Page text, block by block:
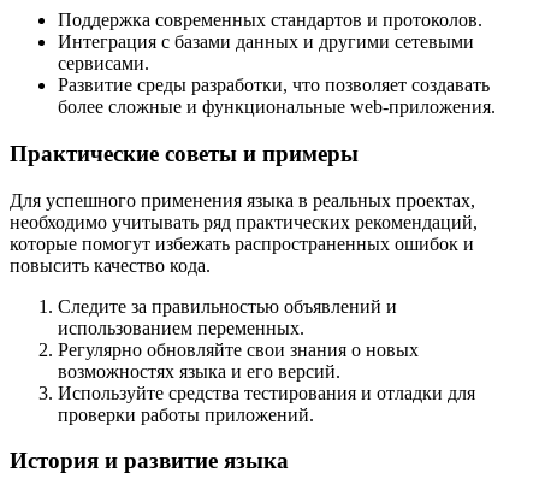
Поддержка современных стандартов и протоколов.
Интеграция с базами данных и другими сетевыми
сервисами.
Развитие среды разработки, что позволяет создавать
более сложные и функциональные web-приложения.
Практические советы и примеры
Для успешного применения языка в реальных проектах,
необходимо учитывать ряд практических рекомендаций,
которые помогут избежать распространенных ошибок и
повысить качество кода.
Следите за правильностью объявлений и
использованием переменных.
Регулярно обновляйте свои знания о новых
возможностях языка и его версий.
Используйте средства тестирования и отладки для
проверки работы приложений.
История и развитие языка